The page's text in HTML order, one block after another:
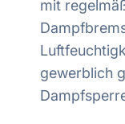
mit
gewerblich